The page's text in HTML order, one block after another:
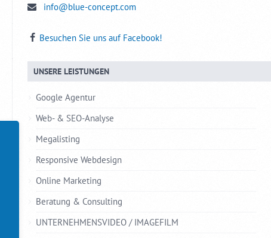
info@blue-concept.com
Besuchen Sie uns auf Facebook!
UNSERE LEISTUNGEN
Google Agentur
Web- & SEO-Analyse
Megalisting
Responsive Webdesign
Online Marketing
Beratung & Consulting
UNTERNEHMENSVIDEO / IMAGEFILM